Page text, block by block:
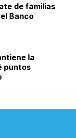
de familias
Banco
la
puntos